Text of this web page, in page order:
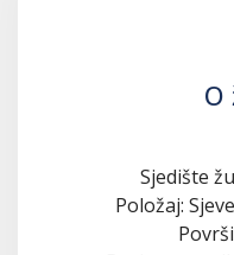
O
Sjedište
Položaj: